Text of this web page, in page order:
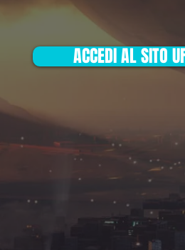
ACCEDI AL SITO